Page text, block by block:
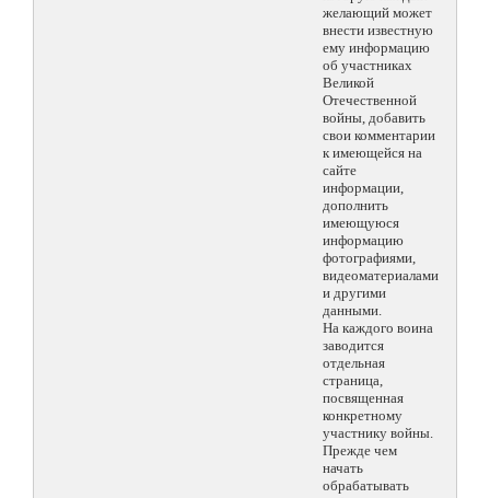
желающий может
внести известную
ему информацию
об участниках
Великой
Отечественной
войны, добавить
свои комментарии
к имеющейся на
сайте
информации,
дополнить
имеющуюся
информацию
фотографиями,
видеоматериалами
и другими
данными.
На каждого воина
заводится
отдельная
страница,
посвященная
конкретному
участнику войны.
Прежде чем
начать
обрабатывать